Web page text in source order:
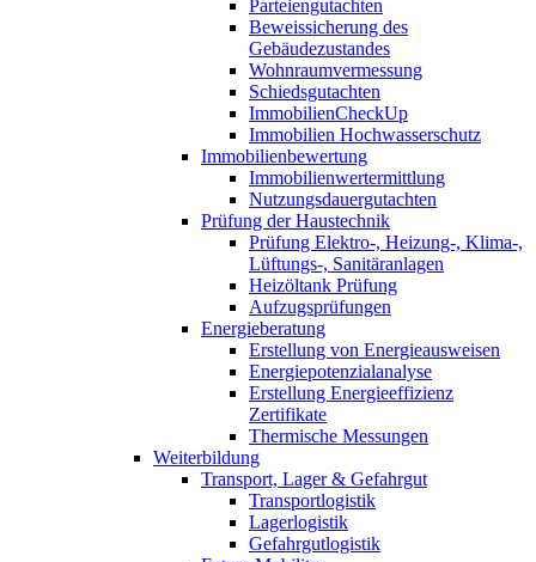
Parteiengutachten
Beweissicherung des
Gebäudezustandes
Wohnraumvermessung
Schiedsgutachten
ImmobilienCheckUp
Immobilien Hochwasserschutz
Immobilienbewertung
Immobilienwertermittlung
Nutzungsdauergutachten
Prüfung der Haustechnik
Prüfung Elektro-, Heizung-, Klima-,
Lüftungs-, Sanitäranlagen
Heizöltank Prüfung
Aufzugsprüfungen
Energieberatung
Erstellung von Energieausweisen
Energiepotenzialanalyse
Erstellung Energieeffizienz
Zertifikate
Thermische Messungen
Weiterbildung
Transport, Lager & Gefahrgut
Transportlogistik
Lagerlogistik
Gefahrgutlogistik